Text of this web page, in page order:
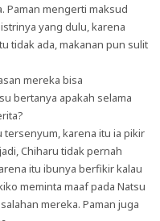
Paman mengerti maksud
yang dulu, karena
tidak ada, makanan pun sulit
mereka bisa
bertanya apakah selama
tersenyum, karena itu ia pikir
Chiharu tidak pernah
itu ibunya berfikir kalau
meminta maaf pada Natsu
mereka. Paman juga